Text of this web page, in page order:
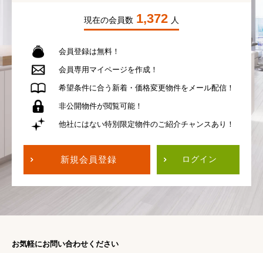
現在の会員数 1,372 人
会員登録は無料！
会員専用 マイページを作成！
希望条件に合う 新着・価格変更物件を メール配信！
非公開物件が閲覧可能！
他社にはない特別限定物件のご紹介チャンスあり！
新規会員登録 ログイン
お気軽にお問い合わせください